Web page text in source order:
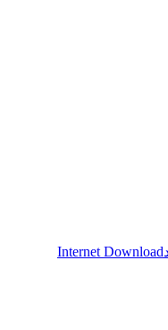
Internet Download